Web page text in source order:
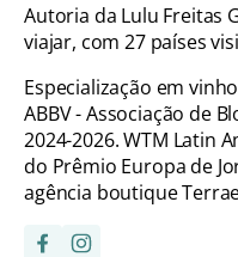
Autoria da Lulu Freitas
viajar, com 27 países
Especialização em
ABBV - Associação de
2024-2026. WTM Latin
do Prêmio Europa de
agência boutique